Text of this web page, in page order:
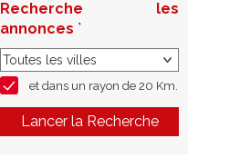
Recherche les
annonces `
et dans un rayon de 20 Km.